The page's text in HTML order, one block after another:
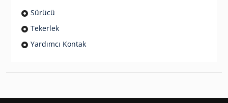
Sürücü
Tekerlek
Yardımcı Kontak